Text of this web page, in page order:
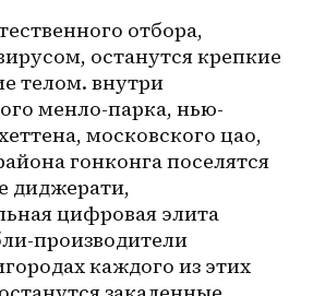
отбора,
останутся крепкие
телом. внутри
менло-парка, нью-
московского цао,
гонконга поселятся
диджерати,
цифровая элита
производители
каждого из этих